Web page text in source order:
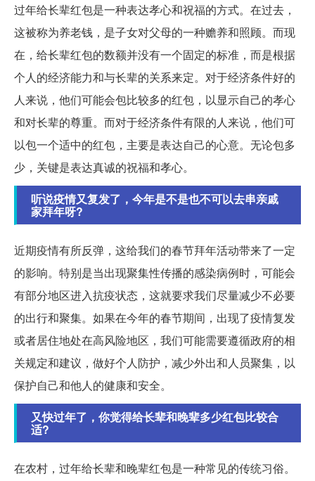
过年给长辈红包是一种表达孝心和祝福的方式。在过去，
这被称为养老钱，是子女对父母的一种赡养和照顾。而现
在，给长辈红包的数额并没有一个固定的标准，而是根据
个人的经济能力和与长辈的关系来定。对于经济条件好的
人来说，他们可能会包比较多的红包，以显示自己的孝心
和对长辈的尊重。而对于经济条件有限的人来说，他们可
以包一个适中的红包，主要是表达自己的心意。无论包多
少，关键是表达真诚的祝福和孝心。
听说疫情又复发了，今年是不是也不可以去串亲戚
家拜年呀?
近期疫情有所反弹，这给我们的春节拜年活动带来了一定
的影响。特别是当出现聚集性传播的感染病例时，可能会
有部分地区进入抗疫状态，这就要求我们尽量减少不必要
的出行和聚集。如果在今年的春节期间，出现了疫情复发
或者居住地处在高风险地区，我们可能需要遵循政府的相
关规定和建议，做好个人防护，减少外出和人员聚集，以
保护自己和他人的健康和安全。
又快过年了，你觉得给长辈和晚辈多少红包比较合
适?
在农村，过年给长辈和晚辈红包是一种常见的传统习俗。